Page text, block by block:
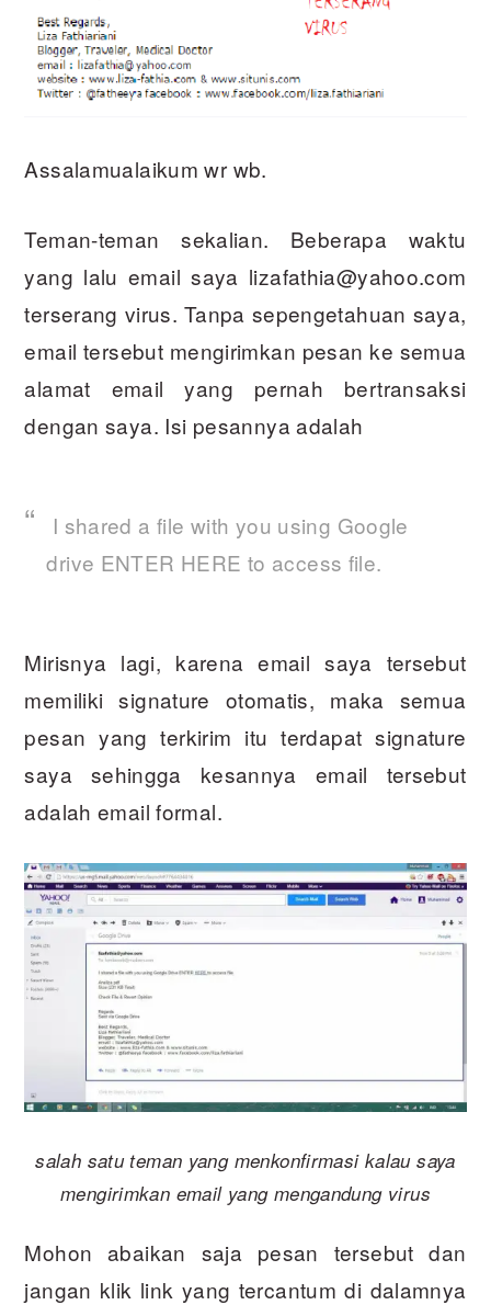
Assalamualaikum wr wb.
Teman-teman sekalian. Beberapa waktu
yang lalu email saya lizafathia@yahoo.com
terserang virus. Tanpa sepengetahuan saya,
email tersebut mengirimkan pesan ke semua
alamat email yang pernah bertransaksi
dengan saya. Isi pesannya adalah
I shared a file with you using Google
drive ENTER HERE to access file.
Mirisnya lagi, karena email saya tersebut
memiliki signature otomatis, maka semua
pesan yang terkirim itu terdapat signature
saya sehingga kesannya email tersebut
adalah email formal.
salah satu teman yang menkonfirmasi kalau saya
mengirimkan email yang mengandung virus
Mohon abaikan saja pesan tersebut dan
jangan klik link yang tercantum di dalamnya